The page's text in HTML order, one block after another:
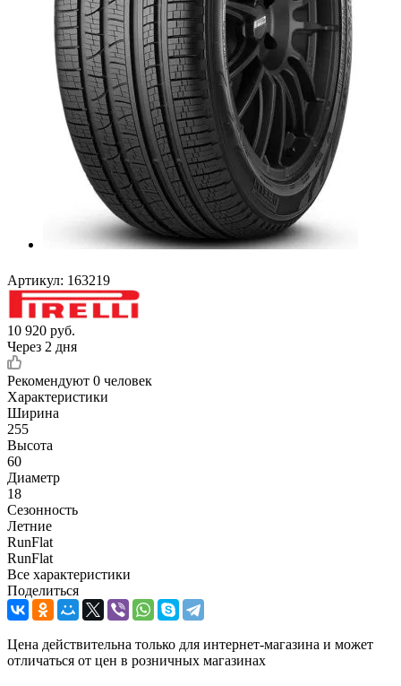
Артикул: 163219
10 920 руб.
Через 2 дня
Рекомендуют 0 человек
Характеристики
Ширина
255
Высота
60
Диаметр
18
Сезонность
Летние
RunFlat
RunFlat
Все характеристики
Поделиться
Цена действительна только для интернет-магазина и может
отличаться от цен в розничных магазинах